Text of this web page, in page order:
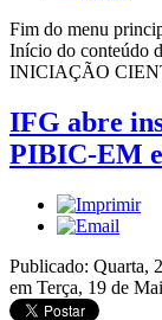
Fim do menu
Início do conteúdo
INICIAÇÃO
IFG abre
PIBIC-EM
Publicado: Quarta,
em Terça, 19 de